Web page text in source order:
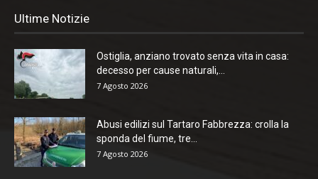
Ultime Notizie
Ostiglia, anziano trovato senza vita in casa:
decesso per cause naturali,...
7 Agosto 2026
Abusi edilizi sul Tartaro Fabbrezza: crolla la
sponda del fiume, tre...
7 Agosto 2026